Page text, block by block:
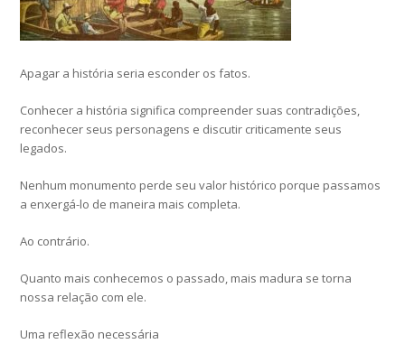
Apagar a história seria esconder os fatos.
Conhecer a história significa compreender suas contradições,
reconhecer seus personagens e discutir criticamente seus
legados.
Nenhum monumento perde seu valor histórico porque passamos
a enxergá-lo de maneira mais completa.
Ao contrário.
Quanto mais conhecemos o passado, mais madura se torna
nossa relação com ele.
Uma reflexão necessária